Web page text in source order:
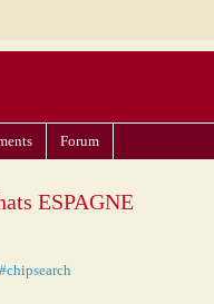
Forum
ESPAGNE